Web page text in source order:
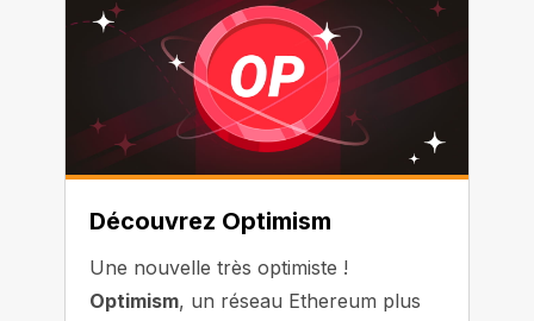
Découvrez Optimism
Une nouvelle très optimiste !
Optimism, un réseau Ethereum plus